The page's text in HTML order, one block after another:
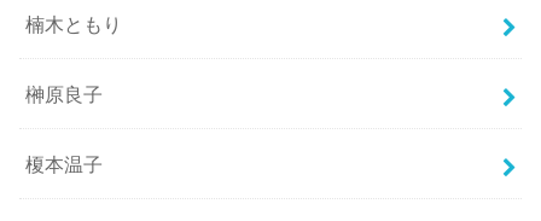
楠木ともり
榊原良子
榎本温子